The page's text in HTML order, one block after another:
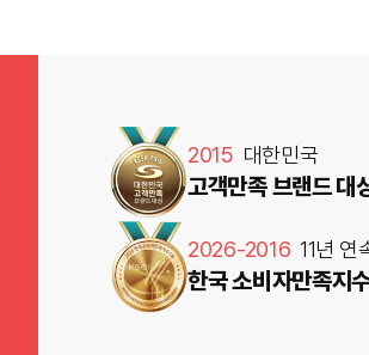
2015 대한민국
고객만족 브랜드 대
2026-2016 11년 연
한국 소비자만족지